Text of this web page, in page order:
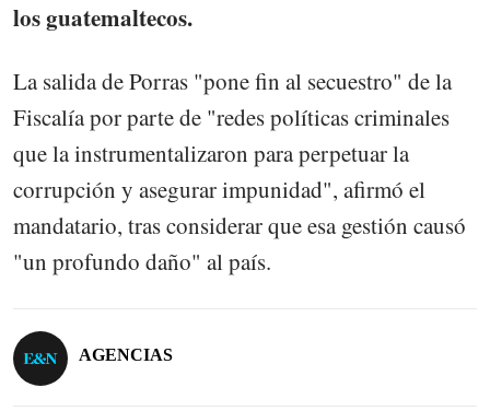
los guatemaltecos.
La salida de Porras "pone fin al secuestro" de la
Fiscalía por parte de "redes políticas criminales
que la instrumentalizaron para perpetuar la
corrupción y asegurar impunidad", afirmó el
mandatario, tras considerar que esa gestión causó
"un profundo daño" al país.
AGENCIAS